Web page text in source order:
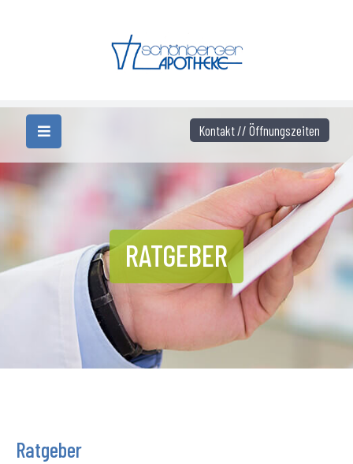
RATGEBER
Ratgeber
Kontakt // Öffnungszeiten